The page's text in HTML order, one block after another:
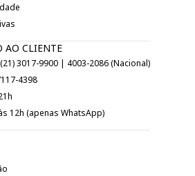
AO CLIENTE
3017-9900 | 4003-2086 (Nacional)
4398
12h (apenas WhatsApp)